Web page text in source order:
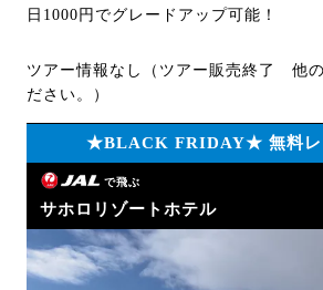
日1000円でグレードアップ可能！
ツアー情報なし（ツアー販売終了 他の
ださい。）
★BLACK FRIDAY★ 無料レ
で飛ぶ
サホロリゾートホテル